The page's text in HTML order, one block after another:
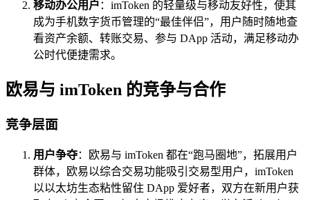
移动办公用户 ：imToken 的轻量级与移动友好性，使其
成为手机数字货币管理的“最佳伴侣”，用户随时随地查
看资产余额、转账交易、参与 DApp 活动，满足移动办
公时代便捷需求。
欧易与 imToken 的竞争与合作
竞争层面
用户争夺：欧易与 imToken 都在“跑马圈地”，拓展用户
群体，欧易以综合交易功能吸引交易型用户，imToken
以以太坊生态粘性留住 DApp 爱好者，双方在新用户获